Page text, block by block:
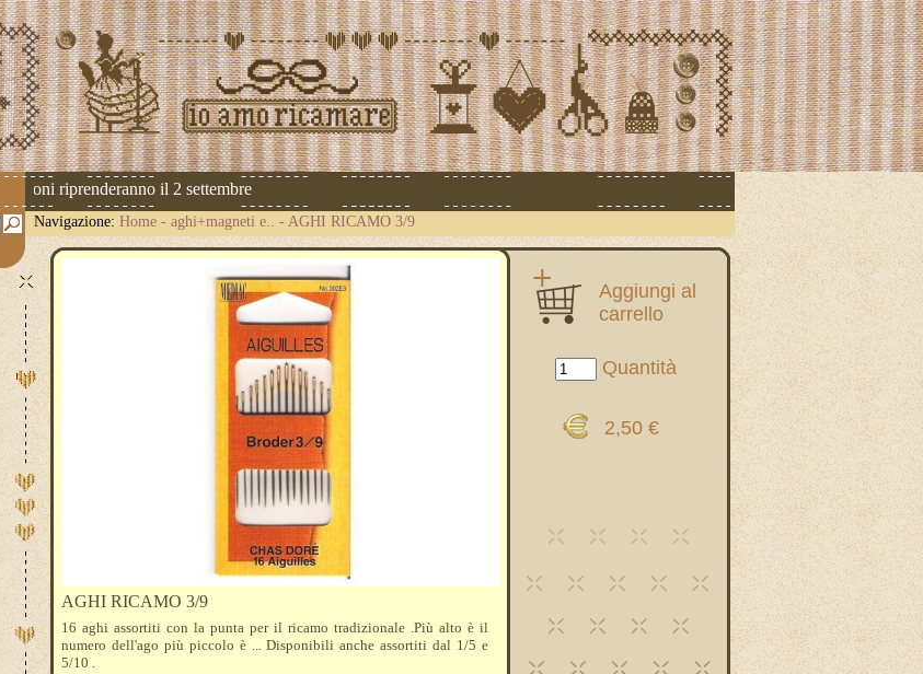
riprenderanno il 2 settembre
Navigazione: Home - aghi+magneti e.. - AGHI RICAMO 3/9
Aggiungi al
carrello
Quantità
2,50 €
AGHI RICAMO 3/9
16 aghi assortiti con la punta per il ricamo tradizionale .Più alto è il
numero dell'ago più piccolo è ... Disponibili anche assortiti dal 1/5 e
5/10 .